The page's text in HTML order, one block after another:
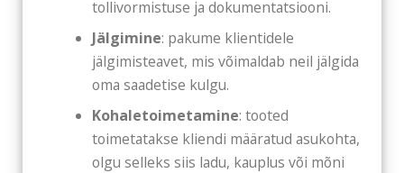
tollivormistuse ja dokumentatsiooni.
Jälgimine: pakume klientidele
jälgimisteavet, mis võimaldab neil jälgida
oma saadetise kulgu.
Kohaletoimetamine: tooted
toimetatakse kliendi määratud asukohta,
olgu selleks siis ladu, kauplus või mõni